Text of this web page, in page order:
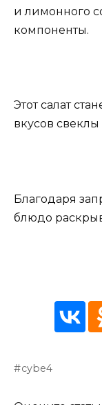
и лимонного
компоненты.
Этот салат
вкусов свеклы
Благодаря
блюдо
cybe4